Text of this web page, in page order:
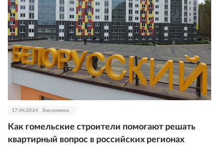
17.04.2024 Экономика
Как гомельские строители помогают решать
квартирный вопрос в российских регионах